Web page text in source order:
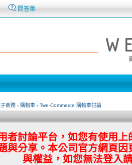
問答集
商務 ‹ 購物車 ‹ Twe-Commerce 購物車討論
者討論平台，如您有使用
與分享。本公司官方網頁
與權益，如您無法登入